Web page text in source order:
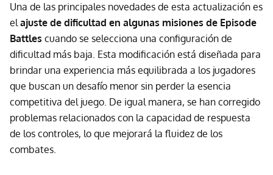
Una de las principales novedades de esta actualización es
elajuste de dificultad en algunas misiones de Episode
Battles cuando se selecciona una configuración de
dificultad más baja. Esta modificación está diseñada para
brindar una experiencia más equilibrada a los jugadores
que buscan un desafío menor sin perder la esencia
competitiva del juego. De igual manera, se han corregido
problemas relacionados con la capacidad de respuesta
de los controles, lo que mejorará la fluidez de los
combates.